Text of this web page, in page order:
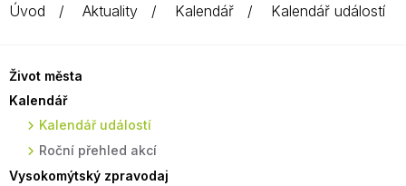
Úvod Aktuality Kalendář Kalendář událostí
Život města
Kalendář
Kalendář událostí
Roční přehled akcí
Vysokomýtský zpravodaj